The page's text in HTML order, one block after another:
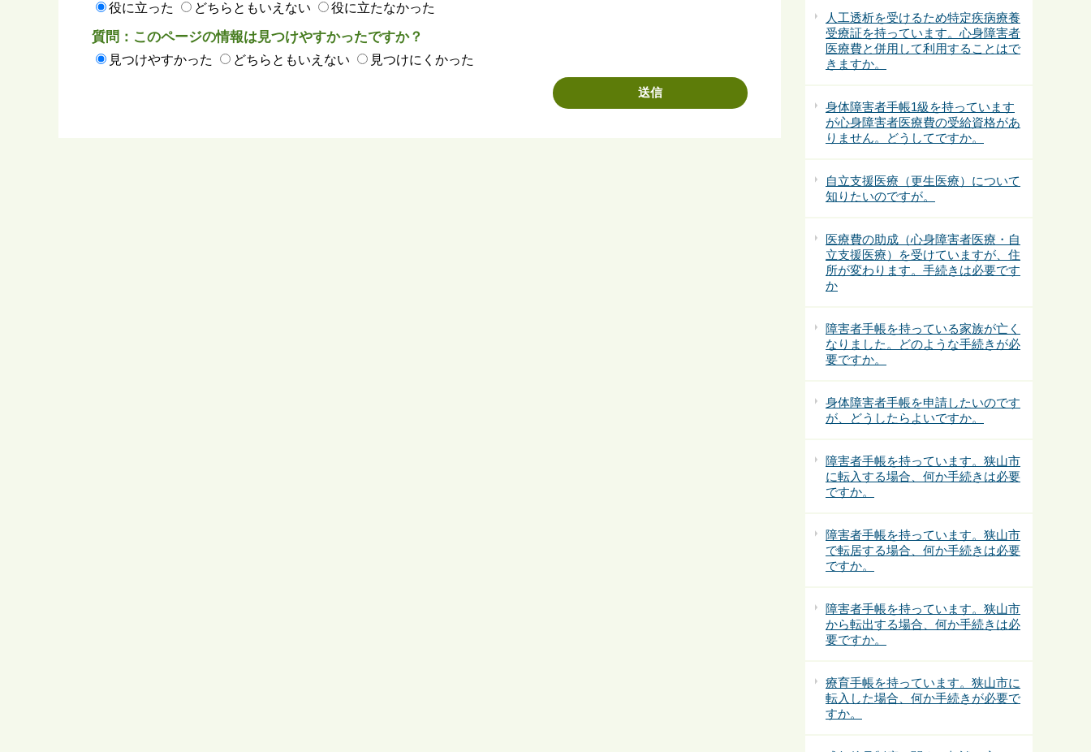
役に立った どちらともいえない 役に立たなかった
質問：このページの情報は見つけやすかったですか？
見つけやすかった どちらともいえない 見つけにくかった
人工透析を受けるため特定疾病療養
受療証を持っています。心身障害者
医療費と併用して利用することはで
きますか。
身体障害者手帳1級を持っています
が心身障害者医療費の受給資格があ
りません。どうしてですか。
自立支援医療（更生医療）について
知りたいのですが。
医療費の助成（心身障害者医療・自
立支援医療）を受けていますが、住
所が変わります。手続きは必要です
か
障害者手帳を持っている家族が亡く
なりました。どのような手続きが必
要ですか。
身体障害者手帳を申請したいのです
が、どうしたらよいですか。
障害者手帳を持っています。狭山市
に転入する場合、何か手続きは必要
ですか。
障害者手帳を持っています。狭山市
で転居する場合、何か手続きは必要
ですか。
障害者手帳を持っています。狭山市
から転出する場合、何か手続きは必
要ですか。
療育手帳を持っています。狭山市に
転入した場合、何か手続きが必要で
すか。